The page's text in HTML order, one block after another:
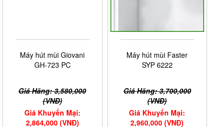
Máy hút mùi Giovani
GH-723 PC
Giá Hãng: 3,580,000
(VNĐ)
Giá Khuyến Mại:
2,864,000 (VNĐ)
Máy hút mùi Faster
SYP 6222
Giá Hãng: 3,700,000
(VNĐ)
Giá Khuyến Mại:
2,960,000 (VNĐ)